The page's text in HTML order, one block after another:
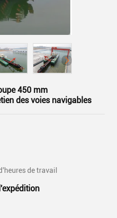
450 mm
des voies navigables
de travail